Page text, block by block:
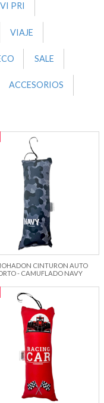
PRI
VIAJE
SALE
ACCESORIOS
CINTURON AUTO
- CAMUFLADO NAVY